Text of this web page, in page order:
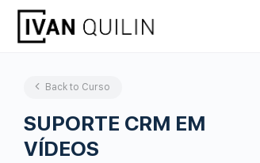
Back to Curso
SUPORTE CRM EM
VÍDEOS